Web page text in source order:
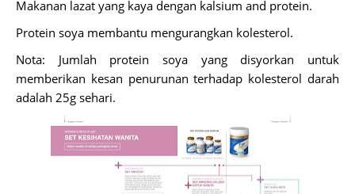
Makanan lazat yang kaya dengan kalsium and protein.
Protein soya membantu mengurangkan kolesterol.
Nota: Jumlah protein soya yang disyorkan untuk
memberikan kesan penurunan terhadap kolesterol darah
adalah 25g sehari.